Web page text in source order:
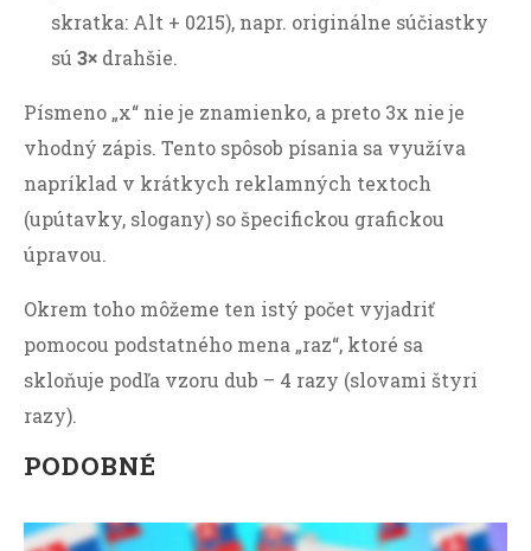
skratka: Alt + 0215), napr. originálne súčiastky
sú 3× drahšie.
Písmeno „x“ nie je znamienko, a preto 3x nie je
vhodný zápis. Tento spôsob písania sa využíva
napríklad v krátkych reklamných textoch
(upútavky, slogany) so špecifickou grafickou
úpravou.
Okrem toho môžeme ten istý počet vyjadriť
pomocou podstatného mena „raz“, ktoré sa
skloňuje podľa vzoru dub – 4 razy (slovami štyri
razy).
PODOBNÉ